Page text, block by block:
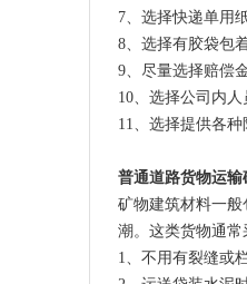
7、选择快递单用
8、选择有胶袋包
9、尽量选择赔偿
10、选择公司内
11、选择提供各
普通道路货物运输
矿物建筑材料一
潮。这类货物通常
1、不用有裂缝或